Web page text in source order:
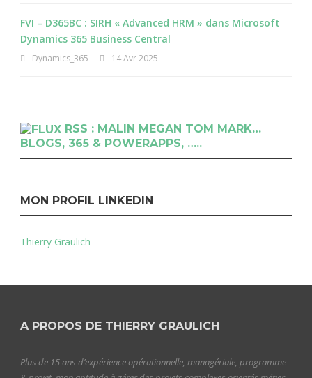
FVI – D365BC : SIRH « Advanced HRM » dans Microsoft
Dynamics 365 Business Central
Dynamics_365 14 Avr 2025
RSS : MALIN MEGAN TOM MARK…
BLOGS, 365 & POWERAPPS, …..
MON PROFIL LINKEDIN
Thierry Graulich
A PROPOS DE THIERRY GRAULICH
Plus de 15 ans d’expérience opérationnelle, managériale, programme